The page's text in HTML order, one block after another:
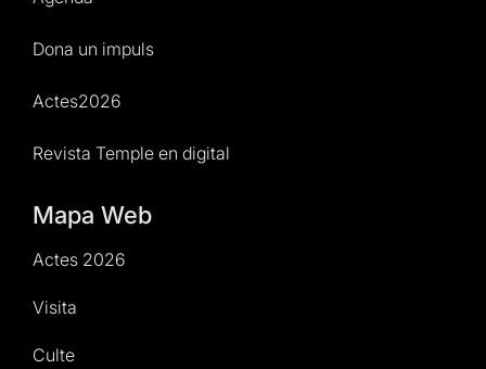
Dona un impuls
Actes2026
Revista Temple en digital
Mapa Web
Actes 2026
Visita
Culte